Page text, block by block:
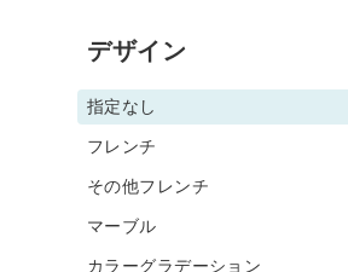
デザイン
指定なし
フレンチ
その他フレンチ
マーブル
カラーグラデーション